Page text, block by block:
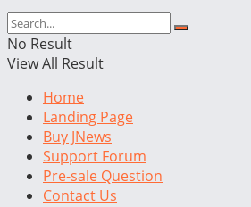
No Result
View All Result
Home
Landing Page
Buy JNews
Support Forum
Pre-sale Question
Contact Us